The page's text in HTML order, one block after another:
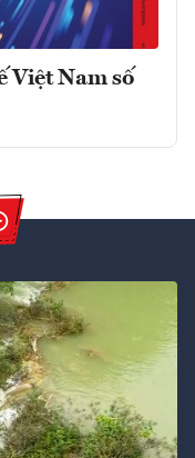
Việt Nam số